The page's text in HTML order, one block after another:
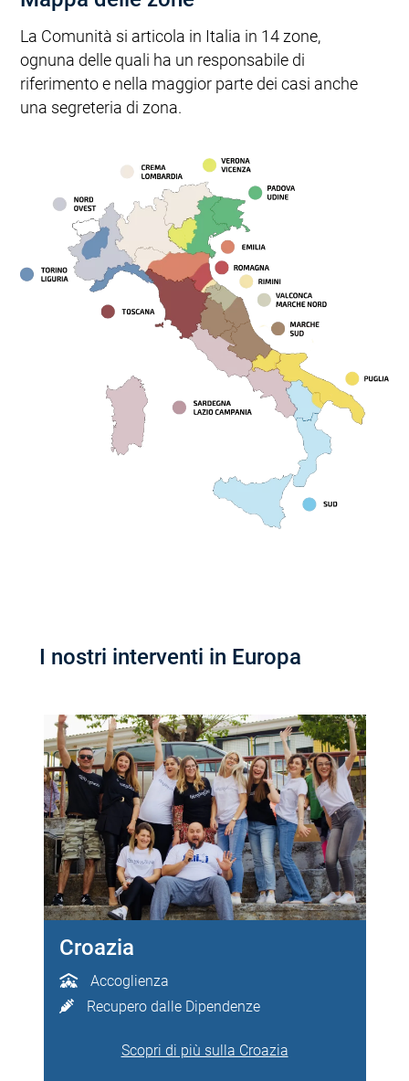
La Comunità si articola in Italia in 14 zone,
ognuna delle quali ha un responsabile di
riferimento e nella maggior parte dei casi anche
una segreteria di zona.
I nostri interventi in Europa
Albania
Accoglienza
Sostegno Alimentare
Istruzione